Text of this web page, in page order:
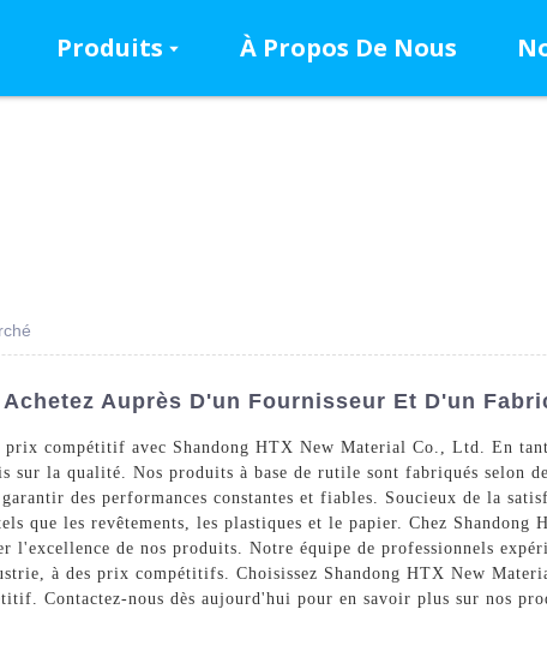
Produits À Propos De Nous
Auprès D'un Fournisseur Et D'un
compétitif avec Shandong HTX New Material Co., Ltd. En
sur la qualité. Nos produits à base de rutile sont fabriqués selon
des performances constantes et fiables. Soucieux de la
que les revêtements, les plastiques et le papier. Chez
l'excellence de nos produits. Notre équipe de professionnels
à des prix compétitifs. Choisissez Shandong HTX New
Contactez-nous dès aujourd'hui pour en savoir plus sur nos